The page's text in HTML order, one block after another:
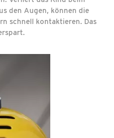
den Augen, können die
schnell kontaktieren. Das